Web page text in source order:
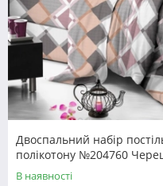
Двоспальний набір
полікотону №204760
В наявності